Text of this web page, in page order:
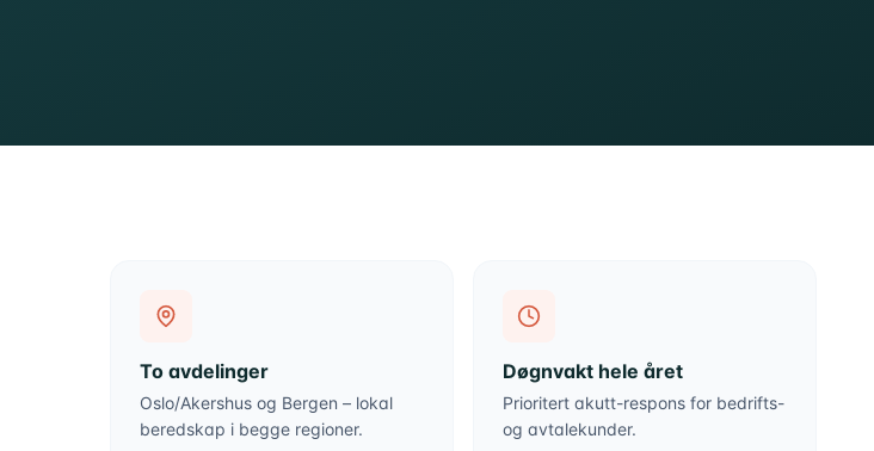
To avdelinger
Oslo/Akershus og Bergen – lokal
beredskap i begge regioner.
Døgnvakt hele året
Prioritert akutt-respons for bedrifts-
og avtalekunder.